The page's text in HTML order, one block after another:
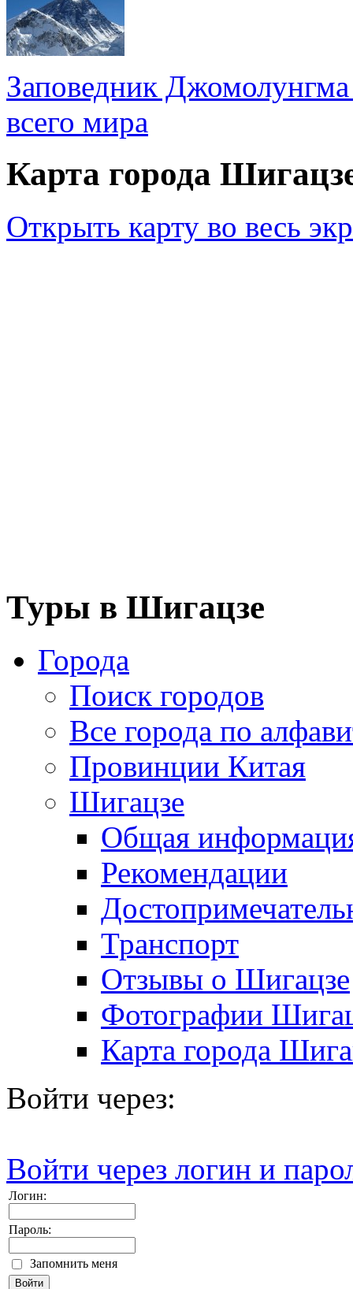
Заповедник
всего мира
Карта города
Открыть карту во весь
Туры в Шигацзе
Города
Поиск городов
Все города по
Провинции Китая
Шигацзе
Общая
Рекомендации
Транспорт
Отзывы о Шигацзе
Фотографии
Карта города
Войти через:
Войти через логин и
Логин:
Пароль:
Запомнить меня